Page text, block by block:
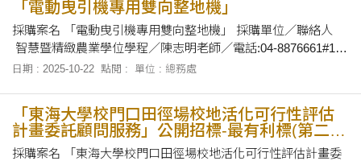
工程學系辦公
「電動曳引機專用雙向整地機」
採購案名 「電動曳引機專用雙向整地機」 採購單位／聯絡人
智慧暨精緻農業學位學程／陳志明老師／電話:04-8876661#101
開標日期及地點 民國114年10月29日下午16時30分正，在本校
日期 : 2025-10-22 點閱 : 單位 : 總務處
「東海大學校門口田徑場校地活化可行性評估
計畫委託顧問服務」公開招標-最有利標(第二次
公開招標)
採購案名 「東海大學校門口田徑場校地活化可行性評估計畫委